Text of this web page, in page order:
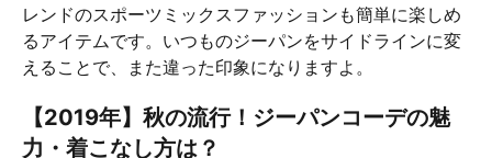
レンドのスポーツミックスファッションも簡単に楽しめ
るアイテムです。いつものジーパンをサイドラインに変
えることで、また違った印象になりますよ。
【2019年】秋の流行！ジーパンコーデの魅
力・着こなし方は？